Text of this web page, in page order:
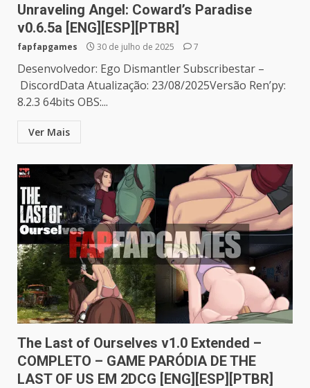
Unraveling Angel: Coward’s Paradise
v0.6.5a [ENG][ESP][PTBR]
fapfapgames 30 de julho de 2025 7
Desenvolvedor: Ego Dismantler Subscribestar –
DiscordData Atualização: 23/08/2025Versão Ren’py:
8.2.3 64bits OBS:...
Ver Mais
The Last of Ourselves v1.0 Extended –
COMPLETO – GAME PARÓDIA DE THE
LAST OF US EM 2DCG [ENG][ESP][PTBR]